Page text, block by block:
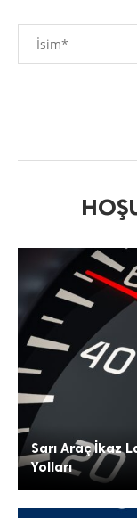
Sarı Araç İkaz
Yolları